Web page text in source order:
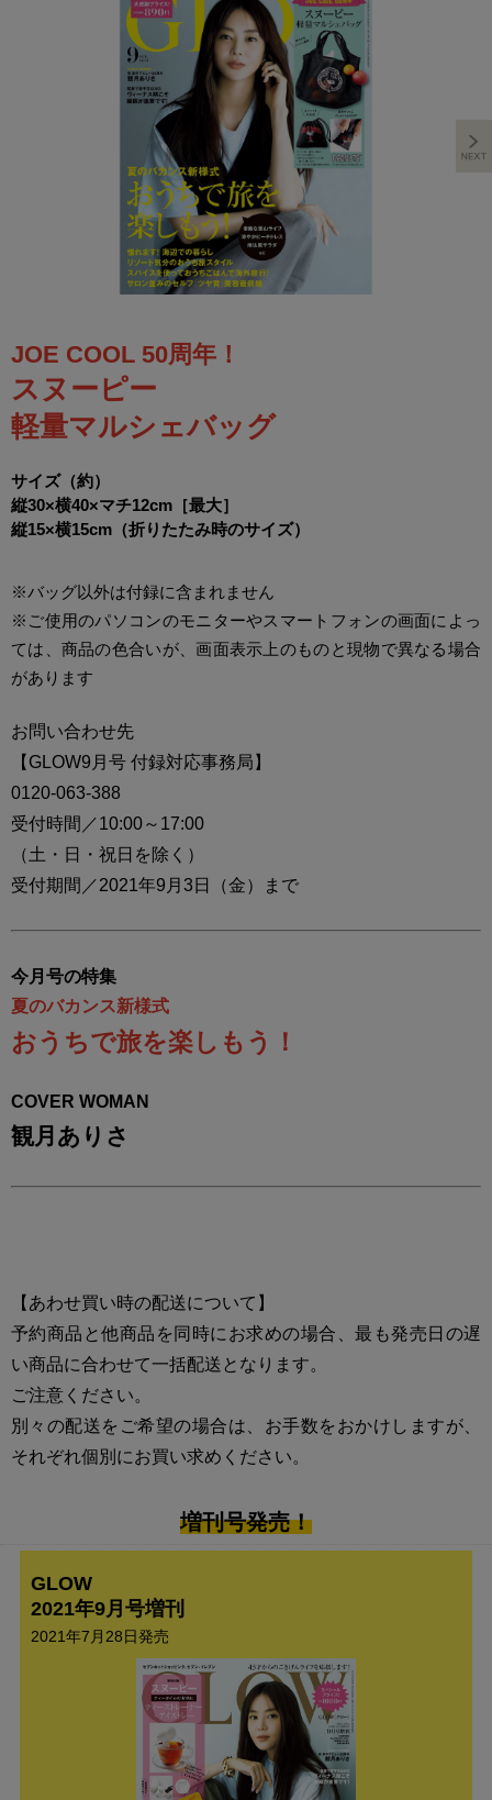
JOE COOL 50周年！
スヌーピー
軽量マルシェバッグ
サイズ（約）
縦30×横40×マチ12cm［最大］
縦15×横15cm（折りたたみ時のサイズ）
※バッグ以外は付録に含まれません
※ご使用のパソコンのモニターやスマートフォンの画面によっ
ては、商品の色合いが、画面表示上のものと現物で異なる場合
があります
お問い合わせ先
【GLOW9月号 付録対応事務局】
0120-063-388
受付時間／10:00～17:00
（土・日・祝日を除く）
受付期間／2021年9月3日（金）まで
今月号の特集
夏のバカンス新様式
おうちで旅を楽しもう！
COVER WOMAN
観月ありさ
【あわせ買い時の配送について】
予約商品と他商品を同時にお求めの場合、最も発売日の遅
い商品に合わせて一括配送となります。
ご注意ください。
別々の配送をご希望の場合は、お手数をおかけしますが、
それぞれ個別にお買い求めください。
増刊号発売！
GLOW
2021年9月号増刊
2021年7月28日発売